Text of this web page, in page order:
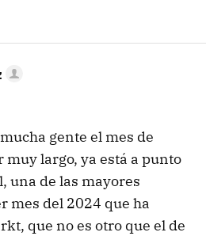
gente el mes de
largo, ya está a punto
una de las mayores
mes del 2024 que ha
que no es otro que el de